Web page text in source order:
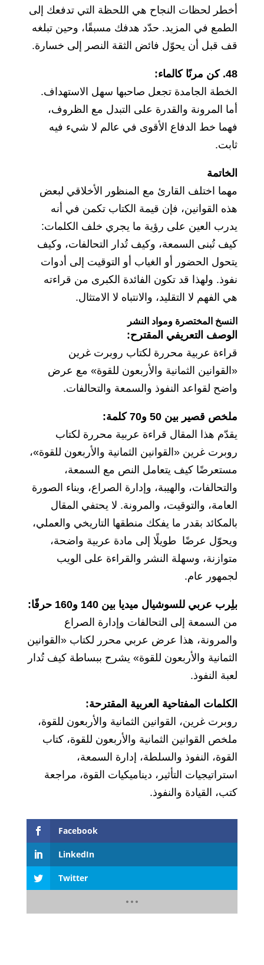
أخطر لحظات النجاح هي اللحظة التي تدفعك إلى
الطمع في المزيد. حدّد هدفك مسبقًا، وحين تبلغه
قف قبل أن يحوّل فائض الثقة النصر إلى خسارة.
48. كن مرنًا كالماء:
الخطة الجامدة تجعل صاحبها سهل الاستهداف.
أما المرونة والقدرة على التبدل مع الظروف،
فهما خط الدفاع الأقوى في عالم لا شيء فيه
ثابت.
الخاتمة
مهما اختلف القارئ مع المنظور الأخلاقي لبعض
هذه القوانين، فإن قيمة الكتاب تكمن في أنه
يدرب العين على رؤية ما يجري خلف الكلمات:
كيف تُبنى السمعة، وكيف تُدار التحالفات، وكيف
يتحول الحضور أو الغياب أو التوقيت إلى أدوات
نفوذ. ولهذا قد تكون الفائدة الكبرى من قراءته
هي الفهم لا التقليد، والانتباه لا الامتثال.
النسخ المختصرة ومواد النشر
الوصف التعريفي المقترح:
قراءة عربية محررة لكتاب روبرت غرين
«القوانين الثمانية والأربعون للقوة» مع عرض
واضح لقواعد النفوذ والسمعة والتحالفات.
ملخص قصير بين 50 و70 كلمة:
يقدّم هذا المقال قراءة عربية محررة لكتاب
روبرت غرين «القوانين الثمانية والأربعون للقوة»،
مستعرضًا كيف يتعامل النص مع السمعة،
والتحالفات، والهيبة، وإدارة الصراع، وبناء الصورة
العامة، والتوقيت، والمرونة. لا يحتفي المقال
بالمكائد بقدر ما يفكك منطقها التاريخي والعملي،
ويحوّل عرضًا طويلًا إلى مادة عربية واضحة،
متوازنة، وسهلة النشر والقراءة على الويب
لجمهور عام.
بلِرب عربي للسوشيال ميديا بين 140 و160 حرفًا:
من السمعة إلى التحالفات وإدارة الصراع
والمرونة، هذا عرض عربي محرر لكتاب «القوانين
الثمانية والأربعون للقوة» يشرح ببساطة كيف تُدار
لعبة النفوذ.
الكلمات المفتاحية العربية المقترحة:
روبرت غرين، القوانين الثمانية والأربعون للقوة،
ملخص القوانين الثمانية والأربعون للقوة، كتاب
القوة، النفوذ والسلطة، إدارة السمعة،
استراتيجيات التأثير، ديناميكيات القوة، مراجعة
كتب، القيادة والنفوذ.
Facebook
LinkedIn
Twitter